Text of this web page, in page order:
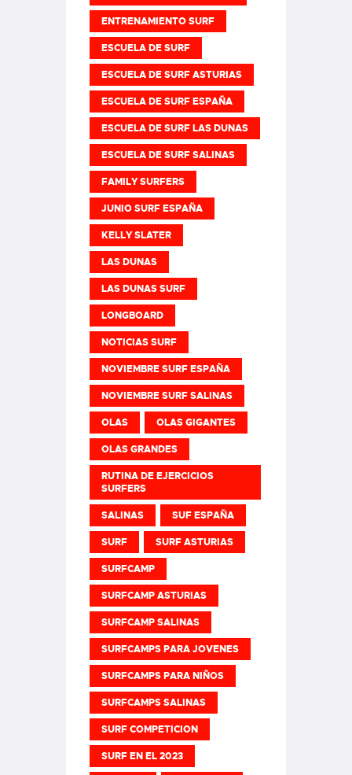
ENTRENAMIENTO SURF
ESCUELA DE SURF
ESCUELA DE SURF ASTURIAS
ESCUELA DE SURF ESPAÑA
ESCUELA DE SURF LAS DUNAS
ESCUELA DE SURF SALINAS
FAMILY SURFERS
JUNIO SURF ESPAÑA
KELLY SLATER
LAS DUNAS
LAS DUNAS SURF
LONGBOARD
NOTICIAS SURF
NOVIEMBRE SURF ESPAÑA
NOVIEMBRE SURF SALINAS
OLAS OLAS GIGANTES
OLAS GRANDES
RUTINA DE EJERCICIOS
SURFERS
SALINAS SUF ESPAÑA
SURF SURF ASTURIAS
SURFCAMP
SURFCAMP ASTURIAS
SURFCAMP SALINAS
SURFCAMPS PARA JOVENES
SURFCAMPS PARA NIÑOS
SURFCAMPS SALINAS
SURF COMPETICION
SURF EN EL 2023